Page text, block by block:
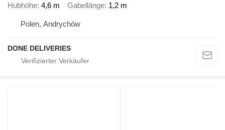
Hubhöhe 4,6 m Gabellänge 1,2 m
Polen, Andrychów
DONE DELIVERIES